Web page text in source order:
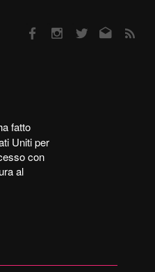
fatto
Uniti per
con
al